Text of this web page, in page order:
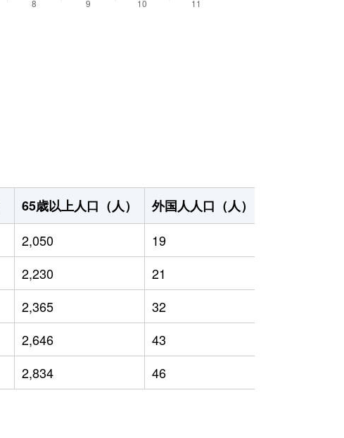
65歳以上人口（人） 外国人人口（人）
2,050 19
2,230 21
2,365 32
2,646 43
2,834 46